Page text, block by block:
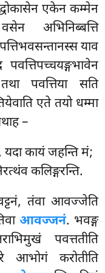
एकेन कम्मेन
अभिनिब्बत्ति
याव
पवत्तिया सति
एते तयो धम्मा
–
कायं जहन्ति मं;
कलिङ्गरन्ति.
तंवा आवज्जेति
आवज्जनं. भवङ्ग
पवत्ततीति
आभोगं करोतीति